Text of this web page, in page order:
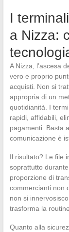
I
a Nizza:
A Nizza, l’ascesa
vero e proprio
acquisti. Non si
appropria di un
quotidianità. I
rapidi, affidabili,
pagamenti. Basta
comunicazione è
Il risultato? Le file
soprattutto
proporzione di
commercianti non
non si
trasforma la
Quanto alla